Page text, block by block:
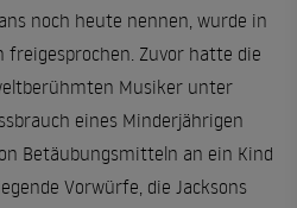
noch heute nennen, wurde in
freigesprochen. Zuvor hatte die
Musiker unter
eines Minderjährigen
Betäubungsmitteln an ein Kind
Vorwürfe, die Jacksons